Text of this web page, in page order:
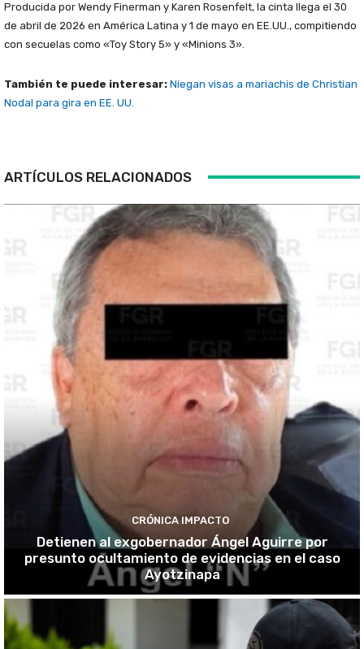
Producida por Wendy Finerman y Karen Rosenfelt, la cinta llega el 30
de abril de 2026 en América Latina y 1 de mayo en EE.UU., compitiendo
con secuelas como «Toy Story 5» y «Minions 3».
También te puede interesar: Niegan visas a mariachis de Christian
Nodal para gira en EE. UU.
ARTÍCULOS RELACIONADOS
CRÓNICA IMPACTO
Detienen al exgobernador Ángel Aguirre por
presunto ocultamiento de evidencias en el caso
Ayotzinapa